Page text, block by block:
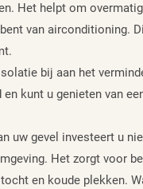
Het helpt om
van airconditioning.
bij aan het
kunt u genieten van
uw gevel investeert u
Het zorgt voor
en koude plekken.